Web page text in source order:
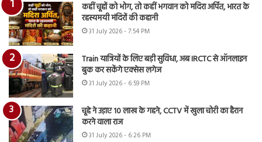
कहीं चूहों को भोग, तो कहीं भगवान को मदिरा अर्पित, भारत के
रहस्यमयी मंदिरों की कहानी
31 July 2026 - 7:54 PM
Train यात्रियों के लिए बड़ी सुविधा, अब IRCTC से ऑनलाइन
बुक कर सकेंगे एक्सेस लगेज
31 July 2026 - 6:59 PM
चूहे ने उड़ाए 10 लाख के गहने, CCTV में खुला चोरी का हैरान
करने वाला राज
31 July 2026 - 6:26 PM